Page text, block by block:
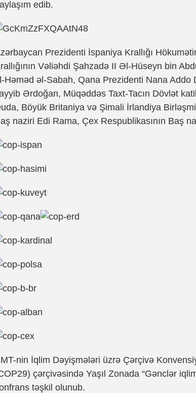
edib.
Prezidenti İspaniya Krallığı
Vəliəhdi Şahzadə II Əl-Hüseyn bin
Həməd əl-Sabah, Qana Prezidenti Nana
Ərdoğan, Müqəddəs Taxt-Tacın Dövlət
Böyük Britaniya və Şimali İrlandiya
naziri Edi Rama, Çex Respublikasının Baş
nin İqlim Dəyişmələri üzrə Çərçivə
çərçivəsində Yaşıl Zonada “Gənclər
təşkil olunub.